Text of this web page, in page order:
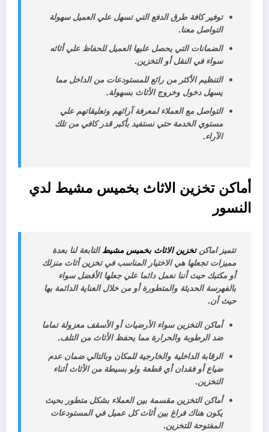
توفير كافة طرق الدفع التي تسهل علي العميل سهولة
التواصل معنا.
الضمانات التي يحصل عليها العميل للحفاظ علي أثاثه
سواء في النقل أو التخزين.
التنظيم الأكثر من رائع للمستودعات من الداخل مما
يسهل دخول وخروج الأثاث بسهولة.
التواصل مع العملاء لمعرفة آرائهم وتعليقاتهم علي
مستوي الخدمة حتي نستفيد بأكبر قدر كافي من تلك
الآراء.
أماكن تخزين الاثاث بخميس مشيط لدي
النسور
تتميز اماكنتخزين الاثاث بخميس مشيطالتابعة لنا بعدة
مميزات تجعلها هي الاختيار المناسب في تخزين أثاث منزلك
أو مكتبك حيث أننا نعمل دائما علي جعلها الأفضل سواء
بالفهرسة الحديثة والمتطورة أو من خلال العناية الدائمة بها
حيث أن.
أماكن التخزين سواء الأرضيات أو الأسقف معزولة تماما
ضد الرطوبة والحرارة مما يحفظ الأثاث من التلف.
الرقابة الداخلية والخارجية للمكان وبالتالي ضمان عدم
ضياع أو فقدان أي قطعة ولو بسيطة من الأثاث أثناء
التخزين.
أماكن التخزين مقسمة بين العملاء بشكل متطور بحيث
يكون هناك فراغ بين أثاث كل عميل في المستودعات
المفتوحة للتخزين.